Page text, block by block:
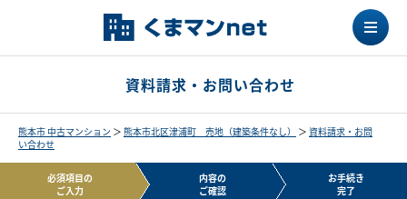
資料請求・お問い合わせ
熊本市 中古マンション ＞ 熊本市北区津浦町 売地（建築条件なし） ＞ 資料請求・お問
い合わせ
必須項目の
ご入力
内容の
ご確認
お手続き
完了